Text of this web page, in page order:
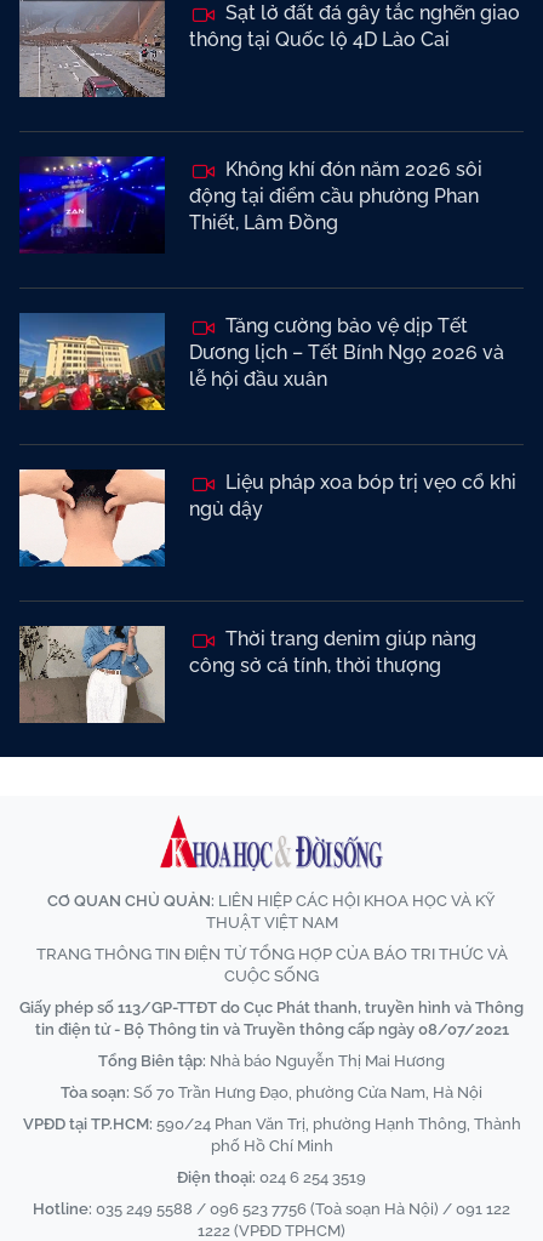
Sạt lở đất đá gây tắc nghẽn giao
thông tại Quốc lộ 4D Lào Cai
Không khí đón năm 2026 sôi
động tại điểm cầu phường Phan
Thiết, Lâm Đồng
Tăng cường bảo vệ dịp Tết
Dương lịch – Tết Bính Ngọ 2026 và
lễ hội đầu xuân
Liệu pháp xoa bóp trị vẹo cổ khi
ngủ dậy
Thời trang denim giúp nàng
công sở cá tính, thời thượng
CƠ QUAN CHỦ QUẢN: LIÊN HIỆP CÁC HỘI KHOA HỌC VÀ KỸ
THUẬT VIỆT NAM
TRANG THÔNG TIN ĐIỆN TỬ TỔNG HỢP CỦA BÁO TRI THỨC VÀ
CUỘC SỐNG
Giấy phép số 113/GP-TTĐT do Cục Phát thanh, truyền hình và Thông
tin điện tử - Bộ Thông tin và Truyền thông cấp ngày 08/07/2021
Tổng Biên tập: Nhà báo Nguyễn Thị Mai Hương
Tòa soạn: Số 70 Trần Hưng Đạo, phường Cửa Nam, Hà Nội
VPĐD tại TP.HCM: 590/24 Phan Văn Trị, phường Hạnh Thông, Thành
phố Hồ Chí Minh
Điện thoại: 024 6 254 3519
Hotline: 035 249 5588 / 096 523 7756 (Toà soạn Hà Nội) / 091 122
1222 (VPĐD TPHCM)